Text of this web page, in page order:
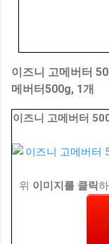
이즈니 고메버터
메버터500g, 1개
이즈니 고메버터
위 이미지를 클릭